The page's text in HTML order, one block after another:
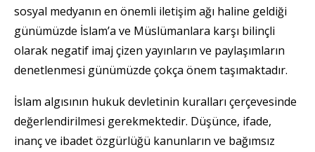
sosyal medyanın en önemli iletişim ağı haline geldiği
günümüzde İslam’a ve Müslümanlara karşı bilinçli
olarak negatif imaj çizen yayınların ve paylaşımların
denetlenmesi günümüzde çokça önem taşımaktadır.
İslam algısının hukuk devletinin kuralları çerçevesinde
değerlendirilmesi gerekmektedir. Düşünce, ifade,
inanç ve ibadet özgürlüğü kanunların ve bağımsız